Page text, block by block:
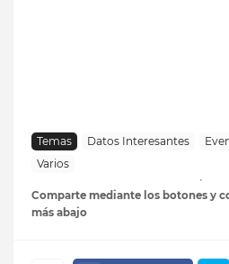
Temas Datos Interesantes
Varios
Comparte mediante los botones y
más abajo